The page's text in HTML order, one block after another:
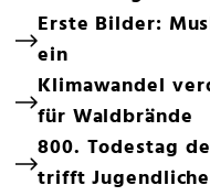
Erste Bilder:
ein
Klimawandel
für Waldbrände
800. Todestag
trifft Jugendliche